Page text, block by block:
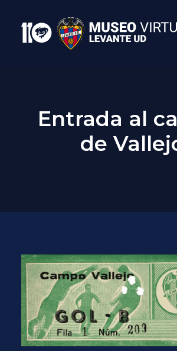
Search
Entrada al
de